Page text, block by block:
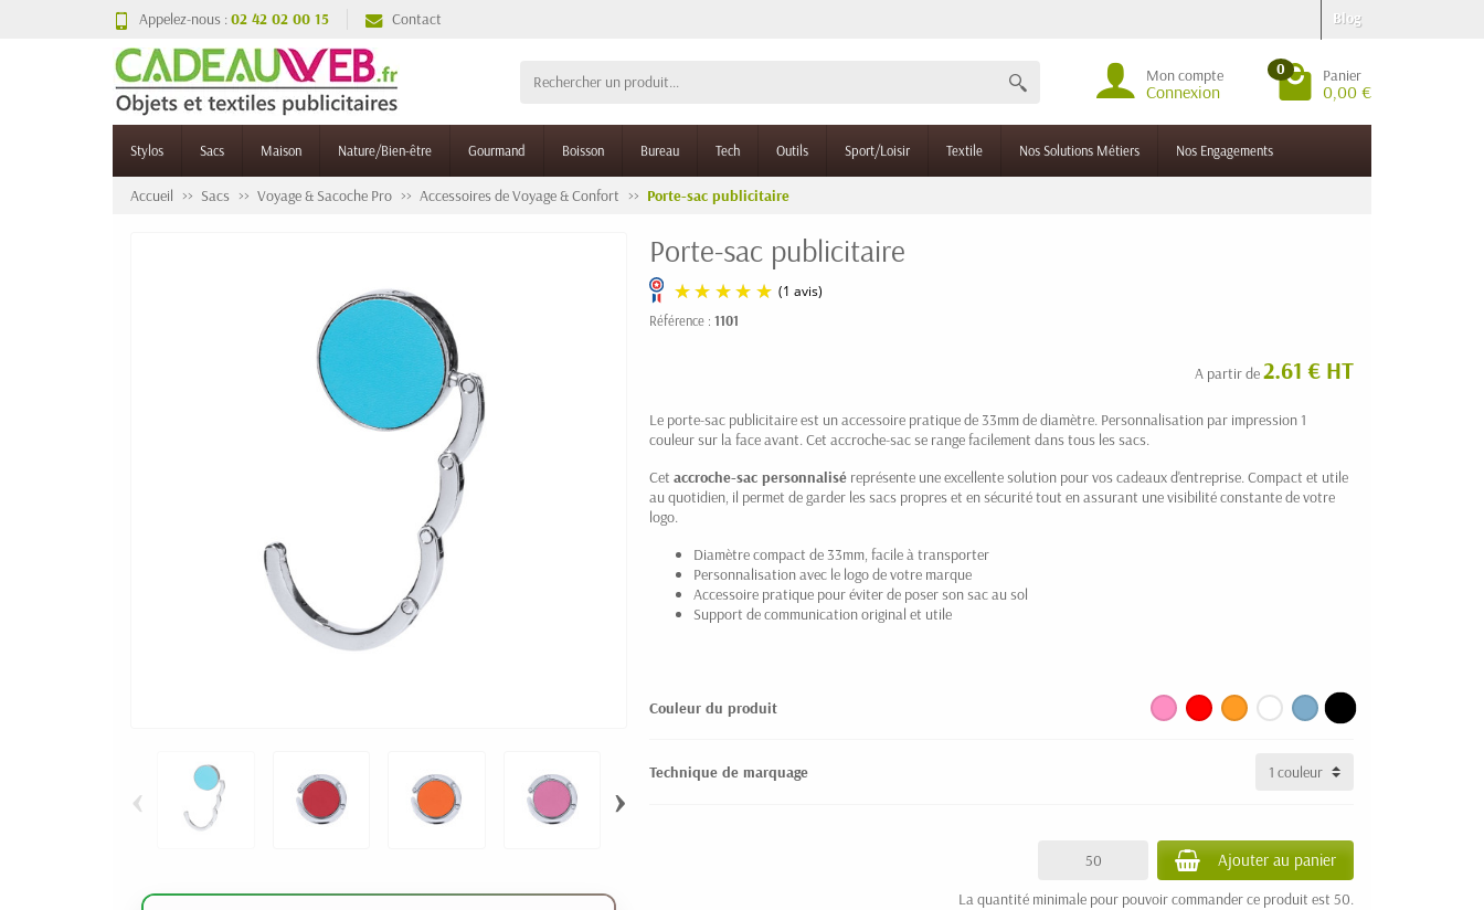
Appelez-nous :02 42 02 00 15 Contact Blog
Mon compte
Connexion
0 Panier
0,00 €
Stylos Sacs Maison Nature/Bien-être Gourmand Boisson Bureau Tech Outils Sport/Loisir Textile Nos Solutions Métiers Nos Engagements
Accueil Sacs Voyage & Sacoche Pro Accessoires de Voyage & Confort Porte-sac publicitaire
‹ ›
Porte-sac publicitaire
Référence : 1101
A partir de2.61 € HT
Le porte-sac publicitaire est un accessoire pratique de 33mm de diamètre. Personnalisation par impression 1
couleur sur la face avant. Cet accroche-sac se range facilement dans tous les sacs.
Cet accroche-sac personnalisé représente une excellente solution pour vos cadeaux d'entreprise. Compact et utile
au quotidien, il permet de garder les sacs propres et en sécurité tout en assurant une visibilité constante de votre
logo.
Diamètre compact de 33mm, facile à transporter
Personnalisation avec le logo de votre marque
Accessoire pratique pour éviter de poser son sac au sol
Support de communication original et utile
Couleur du produit
Technique de marquage
Ajouter au panier
La quantité minimale pour pouvoir commander ce produit est 50.